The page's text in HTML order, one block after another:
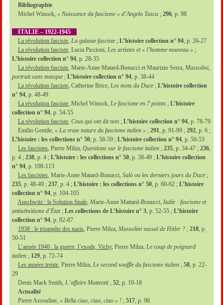
Bibliographie
Michel Winock, « Naissance du fascisme » d’Angelo Tasca ; 296 , p. 98
ITALIE – 1922-1945
La révolution fasciste La galaxie fasciste ; L’histoire collection n° 94 , p. 26-27
La révolution fasciste , Lucia Piccioni, Les artistes et « l’homme nouveau » ;
L’histoire collection n° 94 , p. 28-35
La révolution fasciste , Marie-Anne Matard-Bonucci et Maurizio Serra, Mussolini,
portrait sans masque ; L’histoire collection n° 94 , p. 38-44
La révolution fasciste , Catherine Brice, Les mots du Duce ; L’histoire collection
n° 94 , p. 48-49
La révolution fasciste , Michel Winock, Le fascisme en 7 points ; L’histoire
collection n° 94 , p. 54-55
La révolution fasciste Ceux qui ont dit non ; L’histoire collection n° 94 , p. 78-79
Emilio Gentile, « La vraie nature du fascisme italien » ; 291 , p. 91-99 ; 292 , p. 6 ;
L’histoire : les collections n° 50 , p. 58-59 ; L’histoire collection n° 94 , p. 50-53
Les fascistes , Pierre Milza, Questions sur le fascisme italien ; 235 , p. 34-47 ; 236
p. 4 ; 238 , p. 4 ; L’histoire : les collections n° 50 , p. 38-49 ; L’histoire collection
n° 94 , p. 108-113
Les fascistes , Marie-Anne Matard-Bonucci, Salò ou les derniers jours du Duce ;
235 , p. 48-49 ; 237 , p. 4 ; L’histoire : les collections n° 50 , p. 60-62 ; L’histoire
collection n° 94 , p. 104-105
Auschwitz : la Solution finale , Marie-Anne Mattard-Bonucci, Italie : fascisme et
antisémitisme d’État; Les collections de L’histoire n° 3 , p. 52-55 ; L’histoire
collection n° 94 , p. 82-87
1938 : le triomphe des nazis , Pierre Milza, Mussolini vassal de Hitler ? ; 218 , p.
50-51
L’année 1940 : la guerre, l’exode, Vichy, Pierre Milza, Le coup de poignard
italien ; 129 , p. 72-74
Les années trente , Pierre Milza, Le second souffle du fascisme italien ; 58 , p. 22-
29
Denis Mack Smith, L’affaire Matteotti ; 52 , p. 10-18
Actualité
Pierre Assouline, « Bella ciao, ciao, ciao » ! ; 517 , p. 98